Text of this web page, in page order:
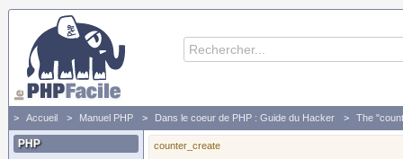
Accueil Manuel PHP Dans le coeur de PHP : Guide du Hacker The
PHP counter_create